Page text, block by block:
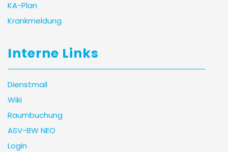
KA-Plan
Krankmeldung
Interne Links
Dienstmail
Wiki
Raumbuchung
ASV-BW NEO
Login